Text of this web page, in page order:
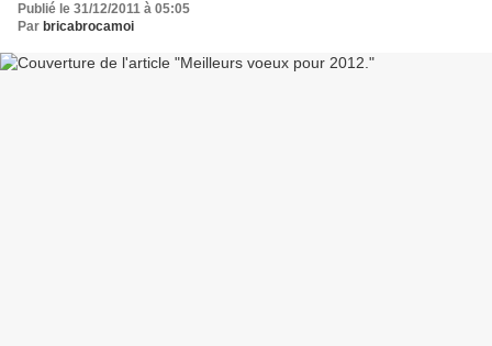
Publié le 31/12/2011 à 05:05
Par bricabrocamoi